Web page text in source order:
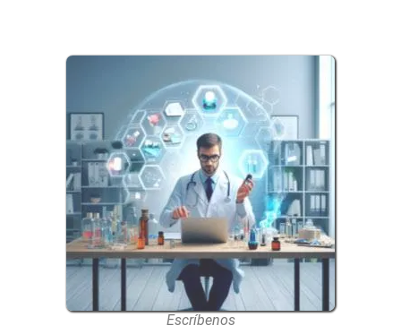
Escríbenos